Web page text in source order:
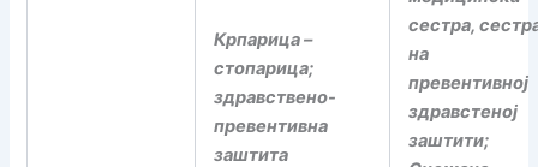
Крпарица –
стопарица;
здравствено-
превентивна
заштита
сестра,
на
превентивној
здравстеној
заштити;